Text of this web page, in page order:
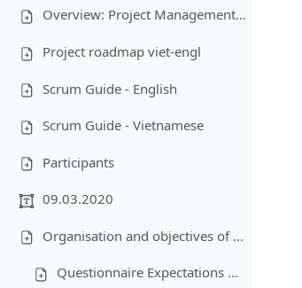
Overview: Project Management in Vietnam
Project roadmap viet-engl
Scrum Guide - English
Scrum Guide - Vietnamese
Participants
09.03.2020
Organisation and objectives of the lecture-Business plan-Creativity
Questionnaire Expectations ...